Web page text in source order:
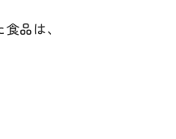
品は、